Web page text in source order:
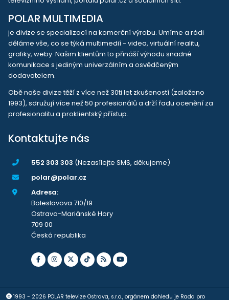
POLAR MULTIMEDIA
je divize se specializací na komerční výrobu. Umíme a rádi
děláme vše, co se týká multimedií - videa, virtuální realitu,
grafiky, weby. Našim klientům to přináší výhodu snadné
komunikace s jediným univerzálním a osvědčeným
dodavatelem.
Obě naše divize těží z více než 30ti let zkušeností (založeno
1993), sdružují více než 50 profesionálů a drží řadu ocenění za
profesionalitu a proklientský přístup.
Kontaktujte nás
552 303 303 (Nezasílejte SMS, děkujeme)
polar@polar.cz
Adresa:
Boleslavova 710/19
Ostrava-Mariánské Hory
709 00
Česká republika
1993 - 2026 POLAR televize Ostrava, s.r.o., orgánem dohledu je Rada pro